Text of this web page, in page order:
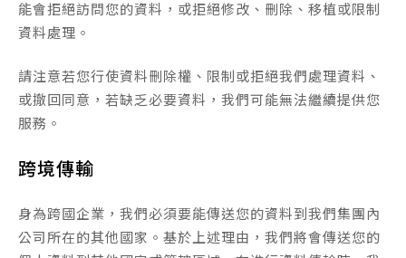
能會拒絕訪問您的資料，或拒絕修改、刪除、移植或限制
資料處理。
請注意若您行使資料刪除權、限制或拒絕我們處理資料、
或撤回同意，若缺乏必要資料，我們可能無法繼續提供您
服務。
跨境傳輸
身為跨國企業，我們必須要能傳送您的資料到我們集團內
公司所在的其他國家。基於上述理由，我們將會傳送您的